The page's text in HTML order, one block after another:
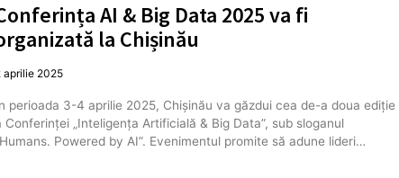
AI & Big Data 2025 va fi
la Chișinău
aprilie 2025
perioada 3-4 aprilie 2025, Chișinău va găzdui cea de-a doua ediție
Conferinței „Inteligența Artificială & Big Data”, sub sloganul
Powered by AI”. Evenimentul promite să adune lideri…